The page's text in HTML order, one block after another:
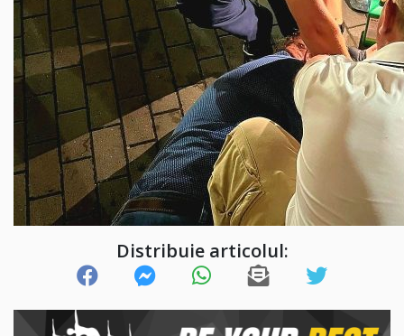
Distribuie articolul: